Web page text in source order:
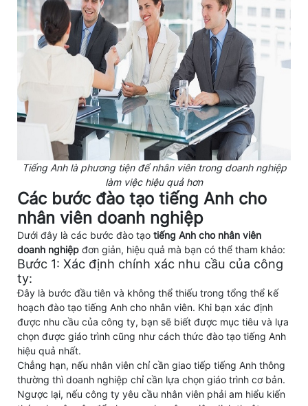
Tiếng Anh là phương tiện để nhân viên trong doanh nghiệp
làm việc hiệu quả hơn
Các bước đào tạo tiếng Anh cho
nhân viên doanh nghiệp
Dưới đây là các bước đào tạo tiếng Anh cho nhân viên
doanh nghiệp đơn giản, hiệu quả mà bạn có thể tham khảo:
Bước 1: Xác định chính xác nhu cầu của công
ty:
Đây là bước đầu tiên và không thể thiếu trong tổng thể kế
hoạch đào tạo tiếng Anh cho nhân viên. Khi bạn xác định
được nhu cầu của công ty, bạn sẽ biết được mục tiêu và lựa
chọn được giáo trình cũng như cách thức đào tạo tiếng Anh
hiệu quả nhất.
Chẳng hạn, nếu nhân viên chỉ cần giao tiếp tiếng Anh thông
thường thì doanh nghiệp chỉ cần lựa chọn giáo trình cơ bản.
Ngược lại, nếu công ty yêu cầu nhân viên phải am hiểu kiến